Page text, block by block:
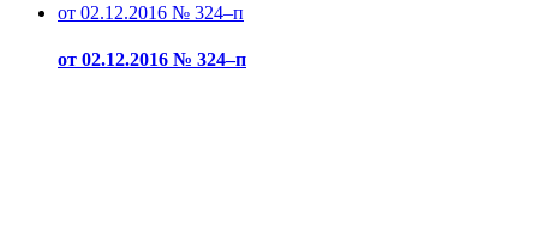
от 02.12.2016 № 324–п
от 02.12.2016 № 324–п